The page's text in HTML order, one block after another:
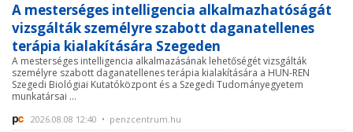
A mesterséges intelligencia alkalmazhatóságát
vizsgálták személyre szabott daganatellenes
terápia kialakítására Szegeden
A mesterséges intelligencia alkalmazásának lehetőségét vizsgálták
személyre szabott daganatellenes terápia kialakítására a HUN-REN
Szegedi Biológiai Kutatóközpont és a Szegedi Tudományegyetem
munkatársai ...
2026.08.08 12:40 • penzcentrum.hu